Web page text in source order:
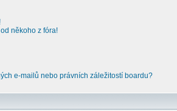
někoho z fóra!
e-mailů nebo právních záležitostí boardu?